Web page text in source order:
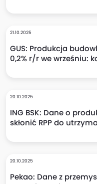
21.10.2025
GUS: Produkcja
0,2% r/r we wrześniu:
20.10.2025
ING BSK: Dane o
skłonić RPP do
20.10.2025
Pekao: Dane z